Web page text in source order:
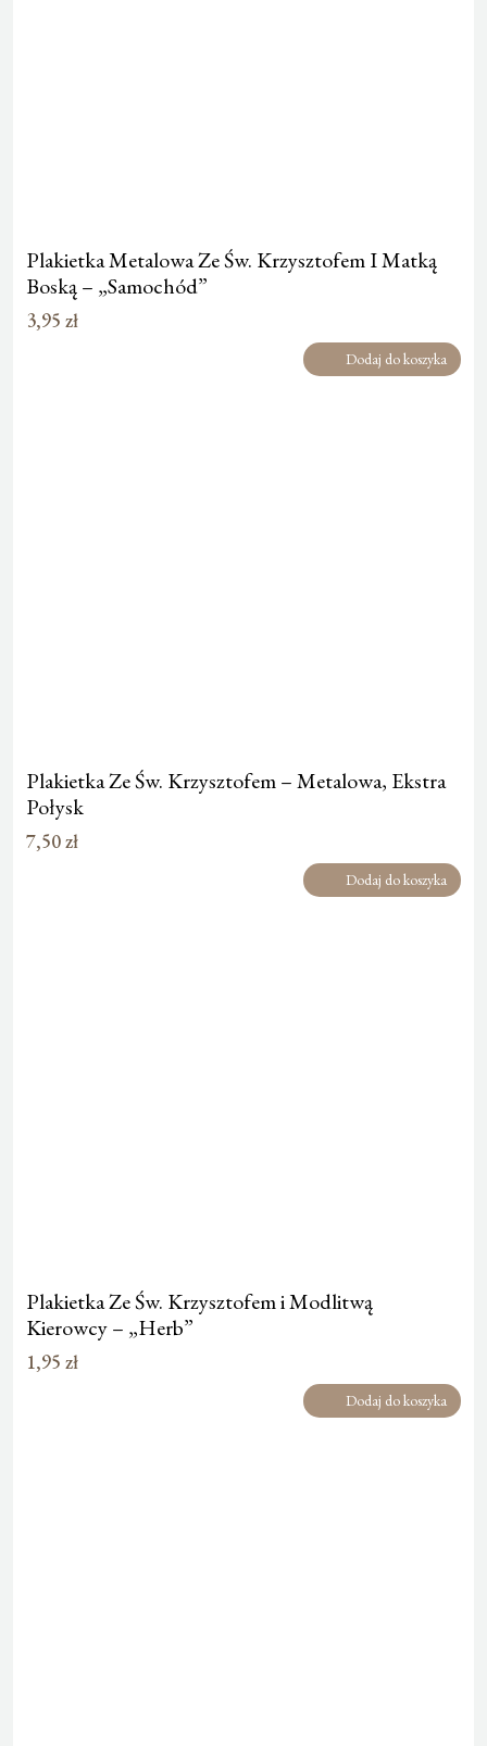
Plakietka Metalowa Ze Św. Krzysztofem I Matką
Boską – „Samochód”
3,95 zł
Dodaj do koszyka
Plakietka Ze Św. Krzysztofem – Metalowa, Ekstra
Połysk
7,50zł
Dodaj do koszyka
Plakietka Ze Św. Krzysztofem i Modlitwą
Kierowcy – „Herb”
1,95 zł
Dodaj do koszyka